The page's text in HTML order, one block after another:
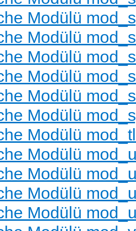
Modülü
Modülü
Modülü
Modülü
Modülü
Modülü
Modülü
Modülü
Modülü
Modülü
Modülü